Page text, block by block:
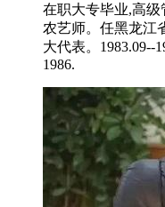
在职大专毕业,高
农艺师。任黑龙江
大代表。1983.09--
1986.